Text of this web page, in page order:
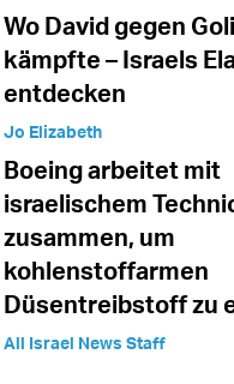
Wo David gegen
kämpfte – Israels
entdecken
Jo Elizabeth
Boeing arbeitet mit
israelischem
zusammen, um
kohlenstoffarmen
Düsentreibstoff zu
All Israel News Staff